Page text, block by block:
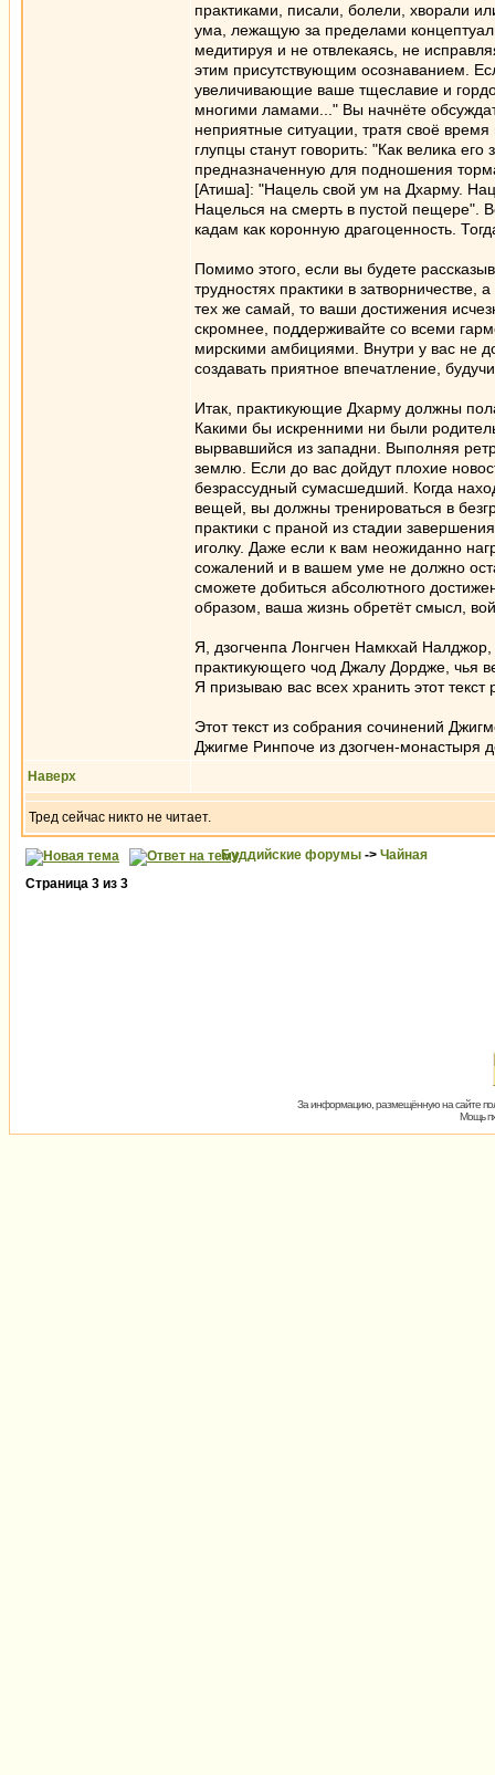
практиками, писали, болели, хворали
ума, лежащую за пределами
медитируя и не отвлекаясь, не
этим присутствующим осознаванием.
увеличивающие ваше тщеславие и
многими ламами..." Вы начнёте
неприятные ситуации, тратя своё
глупцы станут говорить: "Как велика
предназначенную для подношения
[Атиша]: "Нацель свой ум на Дхарму.
Нацелься на смерть в пустой пещере".
кадам как коронную драгоценность.
Помимо этого, если вы будете
трудностях практики в
тех же самай, то ваши достижения
скромнее, поддерживайте со всеми
мирскими амбициями. Внутри у вас не
создавать приятное впечатление,
Итак, практикующие Дхарму должны
Какими бы искренними ни были
вырвавшийся из западни. Выполняя
землю. Если до вас дойдут плохие
безрассудный сумасшедший. Когда
вещей, вы должны тренироваться в
практики с праной из стадии
иголку. Даже если к вам неожиданно
сожалений и в вашем уме не должно
сможете добиться абсолютного
образом, ваша жизнь обретёт смысл,
Я, дзогченпа Лонгчен Намкхай
практикующего чод Джалу Дордже, чья
Я призываю вас всех хранить этот
Этот текст из собрания сочинений
Джигме Ринпоче из дзогчен-монастыря
Наверх
Тред сейчас никто не читает.
Буддийские форумы -> Чайная
Страница 3 из 3
За информацию, размещённую на сайте
Мощь